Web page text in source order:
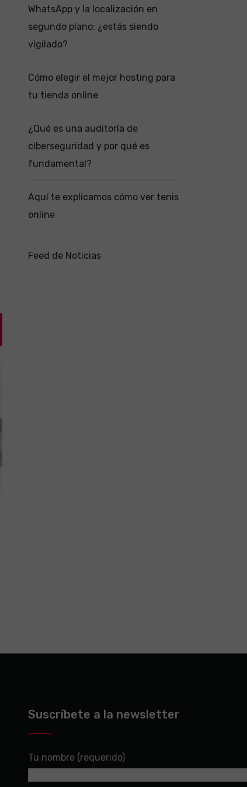
WhatsApp y la localización en
segundo plano: ¿estás siendo
vigilado?
Cómo elegir el mejor hosting para
tu tienda online
¿Qué es una auditoría de
ciberseguridad y por qué es
fundamental?
Aquí te explicamos cómo ver tenis
online
Feed de Noticias
Suscríbete a la newsletter
Tu nombre (requerido)